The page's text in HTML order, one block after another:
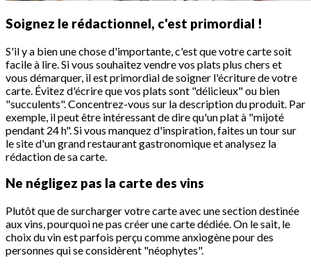
Soignez le rédactionnel, c'est primordial !
S'il y a bien une chose d'importante, c'est que votre carte soit
facile à lire. Si vous souhaitez vendre vos plats plus chers et
vous démarquer, il est primordial de soigner l'écriture de votre
carte. Évitez d'écrire que vos plats sont "délicieux" ou bien
"succulents". Concentrez-vous sur la description du produit. Par
exemple, il peut être intéressant de dire qu'un plat à "mijoté
pendant 24 h". Si vous manquez d'inspiration, faites un tour sur
le site d'un grand restaurant gastronomique et analysez la
rédaction de sa carte.
Ne négligez pas la carte des vins
Plutôt que de surcharger votre carte avec une section destinée
aux vins, pourquoi ne pas créer une carte dédiée. On le sait, le
choix du vin est parfois perçu comme anxiogène pour des
personnes qui se considèrent "néophytes".